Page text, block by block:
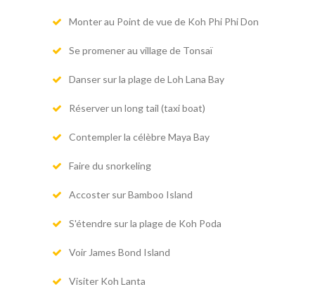
Monter au Point de vue de Koh Phi Phi Don
Se promener au village de Tonsaï
Danser sur la plage de Loh Lana Bay
Réserver un long tail (taxi boat)
Contempler la célèbre Maya Bay
Faire du snorkeling
Accoster sur Bamboo Island
S'étendre sur la plage de Koh Poda
Voir James Bond Island
Visiter Koh Lanta